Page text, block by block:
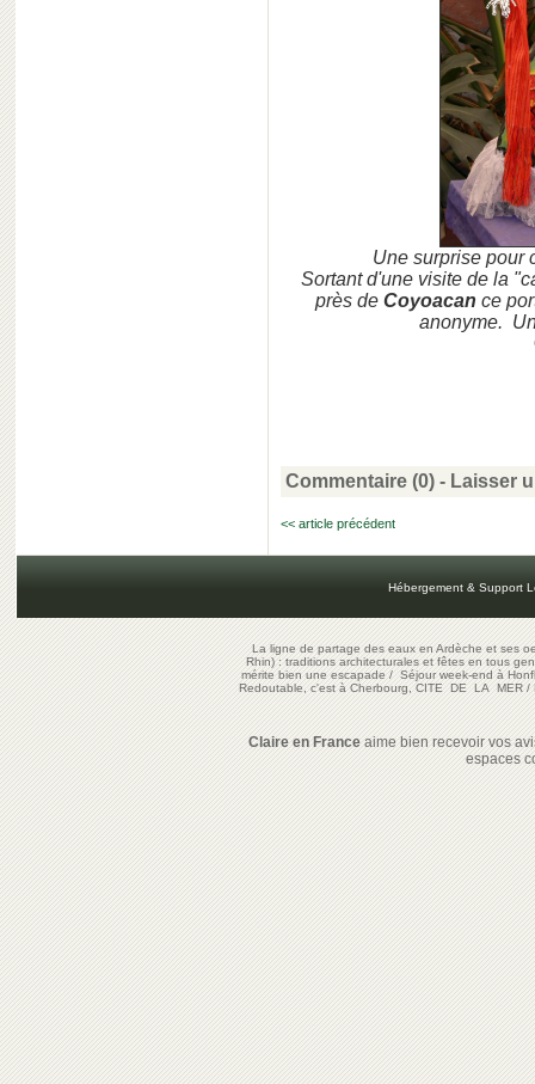
Une surprise pour
Sortant d'une visite de la
près deCoyoacance
anonyme.
Commentaire (0) - Laisser
<< article précédent
Hébergement & Support
La ligne de partage des eaux en Ardèche et ses
Rhin) : traditions architecturales et fêtes en tous
mérite bien une escapade/Séjour week-end à
Redoutable, c'est à Cherbourg, CITE DE LA MER/
Claire en Franceaime bien recevoir vos
espaces